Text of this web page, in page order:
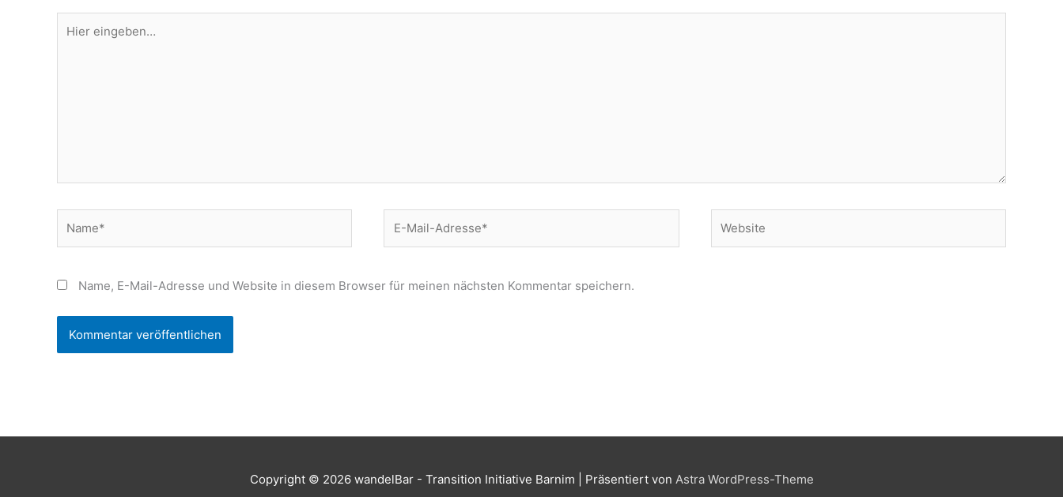
eingeben…
Mail-
Name, E-Mail-Adresse und Website in diesem Browser für meinen nächsten Kommentar speichern.
Copyright © 2026 wandelBar - Transition Initiative Barnim | Präsentiert von Astra WordPress-Theme